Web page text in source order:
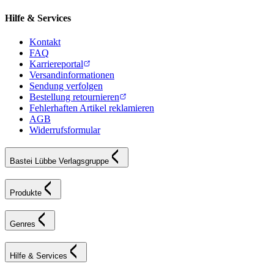
Hilfe & Services
Kontakt
FAQ
Karriereportal
Versandinformationen
Sendung verfolgen
Bestellung retournieren
Fehlerhaften Artikel reklamieren
AGB
Widerrufsformular
Bastei Lübbe Verlagsgruppe
Produkte
Genres
Hilfe & Services